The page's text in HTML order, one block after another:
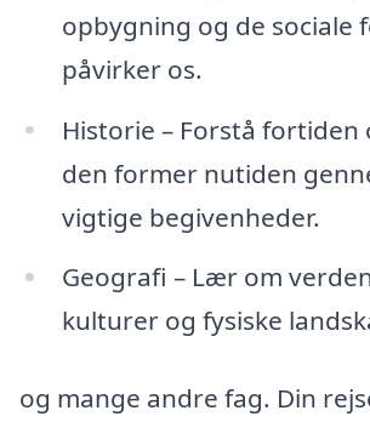
opbygning og de sociale
påvirker os.
Historie – Forstå fortiden
den former nutiden
vigtige begivenheder.
Geografi – Lær om
kulturer og fysiske
og mange andre fag. Din